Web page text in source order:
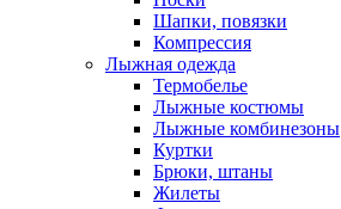
Шапки, повязки
Компрессия
Лыжная одежда
Термобелье
Лыжные костюмы
Лыжные комбинезоны
Куртки
Брюки, штаны
Жилеты